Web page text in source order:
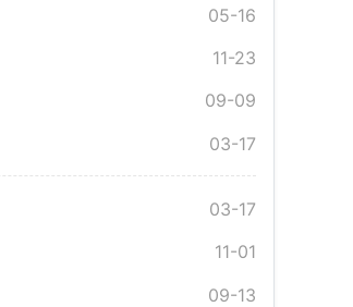
05-16
11-23
09-09
03-17
03-17
11-01
09-13